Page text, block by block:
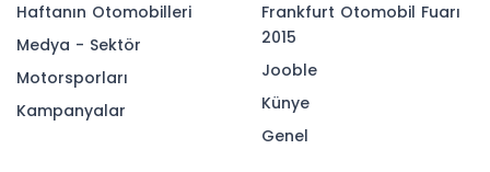
Haftanın Otomobilleri
Medya - Sektör
Motorsporları
Kampanyalar
Frankfurt Otomobil Fuarı
2015
Jooble
Künye
Genel